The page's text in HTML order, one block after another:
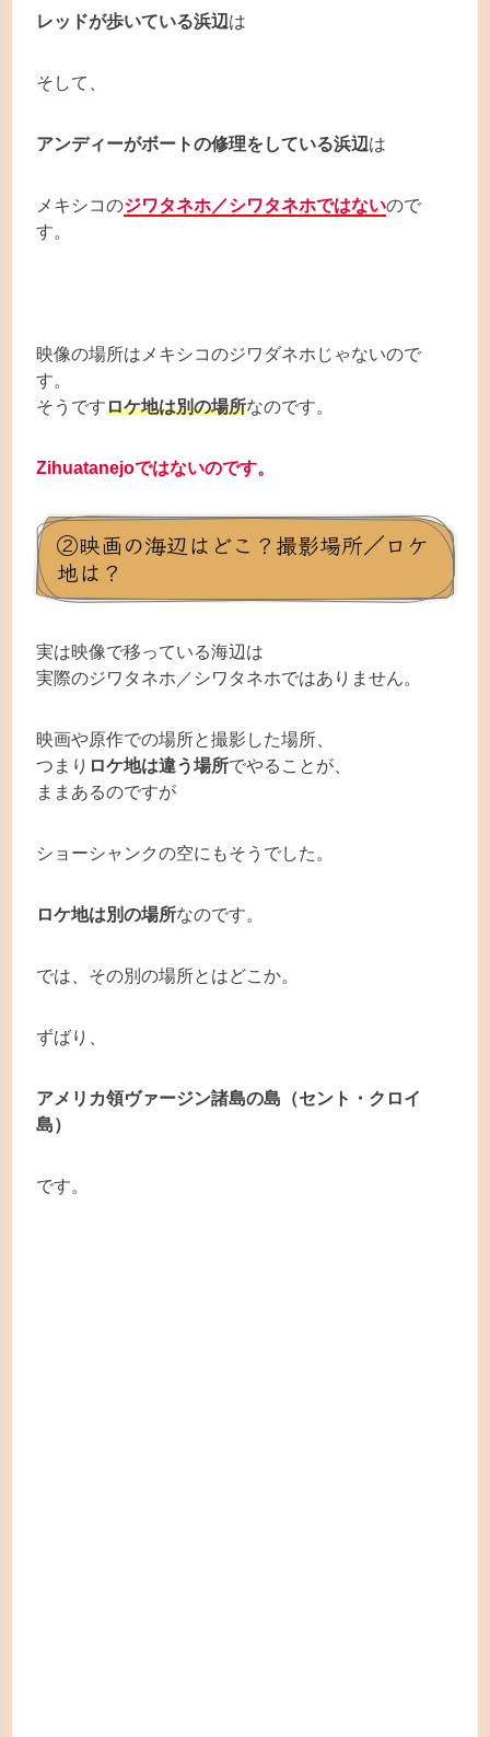
レッドが歩いている浜辺は
そして、
アンディーがボートの修理をしている浜辺は
メキシコのジワタネホ／シワタネホではないので
す。
映像の場所はメキシコのジワダネホじゃないので
す。
そうですロケ地は別の場所なのです。
Zihuatanejoではないのです。
②映画の海辺はどこ？撮影場所／ロケ
地は？
実は映像で移っている海辺は
実際のジワタネホ／シワタネホではありません。
映画や原作での場所と撮影した場所、
つまり ロケ地は違う場所でやることが、
ままあるのですが
ショーシャンクの空にもそうでした。
ロケ地は別の場所なのです。
では、その別の場所とはどこか。
ずばり、
アメリカ領ヴァージン諸島の島（セント・クロイ
島）
です。